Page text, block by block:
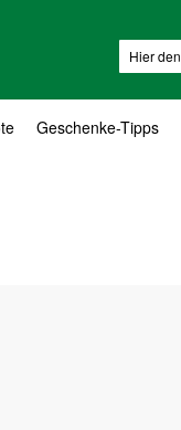
Geschenke-Tipps